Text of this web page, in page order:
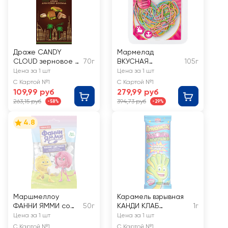
Драже CANDY
CLOUD зерновое в
шоколадной
глазури
70г
Цена за 1 шт
С Картой №1
109,99 руб
263,15 руб -58%
Мармелад
ВКУСНАЯ
ПОМОЩЬ Лапша
любви
105г
Цена за 1 шт
С Картой №1
279,99 руб
394,73 руб -29%
4.8
Маршмеллоу
ФАННИ ЯММИ со
вкусом ванили
50г
Цена за 1 шт
С Картой №1
Карамель взрывная
КАНДИ КЛАБ
Приколисты
Ладошка-Хлопушка
1г
Цена за 1 шт
С Картой №1